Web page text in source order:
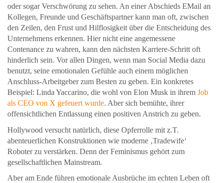
oder sogar Verschwörung zu sehen. An einer Abschieds EMail an
Kollegen, Freunde und Geschäftspartner kann man oft, zwischen
den Zeilen, den Frust und Hilflosigkeit über die Entscheidung des
Unternehmens erkennen. Hier nicht eine angemessene
Contenance zu wahren, kann den nächsten Karriere-Schritt oft
hinderlich sein. Vor allen Dingen, wenn man Social Media dazu
benutzt, seine emotionalen Gefühle auch einem möglichen
Anschluss-Arbeitgeber zum Besten zu geben. Ein konkretes
Beispiel: Linda Yaccarino, die wohl von Elon Musk in ihrem Job
als CEO von X gefeuert wurde. Aber sich bemühte, ihrer
offensichtlichen Entlassung einen positiven Anstrich zu geben.
Hollywood versucht natürlich, diese Opferrolle mit z.T.
abenteuerlichen Konstruktionen wie moderne ‚Tradewife‘
Roboter zu verstärken. Denn der Feminismus gehört zum
gesellschaftlichen Mainstream.
Aber am Ende führen emotionale Ausbrüche im echten Leben oft